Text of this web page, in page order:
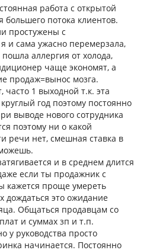
работа с открытой
потока клиентов.
простужены с
и сама ужасно перемерзала,
аллергия от холода,
чаще экономят, а
продаж=вынос мозга.
часто 1 выходной т.к. эта
год поэтому постоянно
выводе нового сотрудника
поэтому ни о какой
речи нет, смешная ставка в
и в среднем длится
если ты продажник с
кажется проще умереть
дождаться это ожидание
Общаться продавцам со
и суммах зп и т.п.
у руководства просто
начинается. Постоянно